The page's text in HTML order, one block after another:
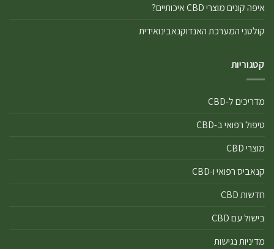
איפה קונים מוצרי CBD איכותיים?
קולטני המערכת האנדוקנאבינואידית
קטגוריות
מדריכים ל-CBD
טיפול רפואי ב-CBD
מוצרי CBD
קנאביס רפואי ו-CBD
חדשות CBD
בישול עם CBD
מדיניות נגישות